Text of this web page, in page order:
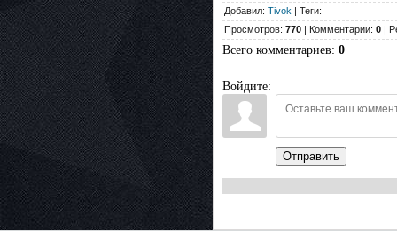
Добавил: Tivok | Теги:
Просмотров: 770 | Комментарии: 0 |
Всего комментариев: 0
Войдите:
Отправить